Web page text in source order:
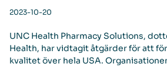
2023-10-20
UNC Health Pharmacy Solutions,
Health, har vidtagit åtgärder för att
kvalitet över hela USA.